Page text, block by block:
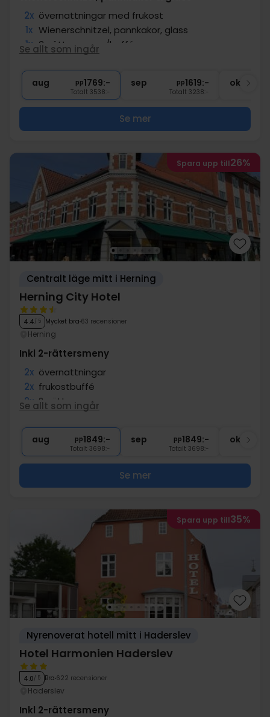
2x övernattningar med frukost
1x Wienerschnitzel, pannkakor, glass
1x 3-rättersmeny/buffé
Smörgås och 1 flaska vatten
2x Gratis parkering och internet
Se allt som ingår
aug pp1769:-
Totalt 3538:-
sep pp1619:-
Totalt 3238:-
okt
Se mer
Spara upp till26%
Centralt läge mitt i Herning
Herning City Hotel
4.4/ 5 Mycket bra 63 recensioner
Herning
Inkl 2-rättersmeny
2x övernattningar
2x frukostbuffé
2x 2-rättersmeny
Få tillgång till gym och badhus
∞ Gratis internet och parkering
Se allt som ingår
aug pp1849:-
Totalt 3698:-
sep pp1849:-
Totalt 3698:-
okt
Se mer
Spara upp till35%
Nyrenoverat hotell mitt i Haderslev
Hotel Harmonien Haderslev
4.0/ 5 Bra 622 recensioner
Haderslev
Inkl 2-rättersmeny